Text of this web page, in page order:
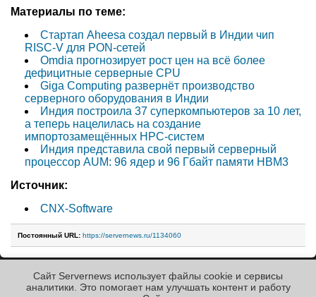
Материалы по теме:
Стартап Aheesa создал первый в Индии чип
RISC-V для PON-сетей
Omdia прогнозирует рост цен на всё более
дефицитные серверные CPU
Giga Computing развернёт производство
серверного оборудования в Индии
Индия построила 37 суперкомпьютеров за 10 лет,
а теперь нацелилась на cоздание
импортозамещённых HPC-систем
Индия представила свой первый серверный
процессор AUM: 96 ядер и 96 Гбайт памяти HBM3
Источник:
CNX-Software
Постоянный URL: https://servernews.ru/1134060
« Назад к ленте
Сайт Servernews использует файлы cookie и сервисы
аналитики. Это помогает нам улучшать контент и работу